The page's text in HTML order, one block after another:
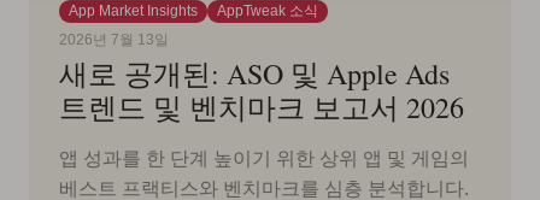
App Market Insights
AppTweak 소식
2026년 7월 13일
새로 공개된: ASO 및 Apple Ads
트렌드 및 벤치마크 보고서 2026
앱 성과를 한 단계 높이기 위한 상위 앱 및 게임의
베스트 프랙티스와 벤치마크를 심층 분석합니다.